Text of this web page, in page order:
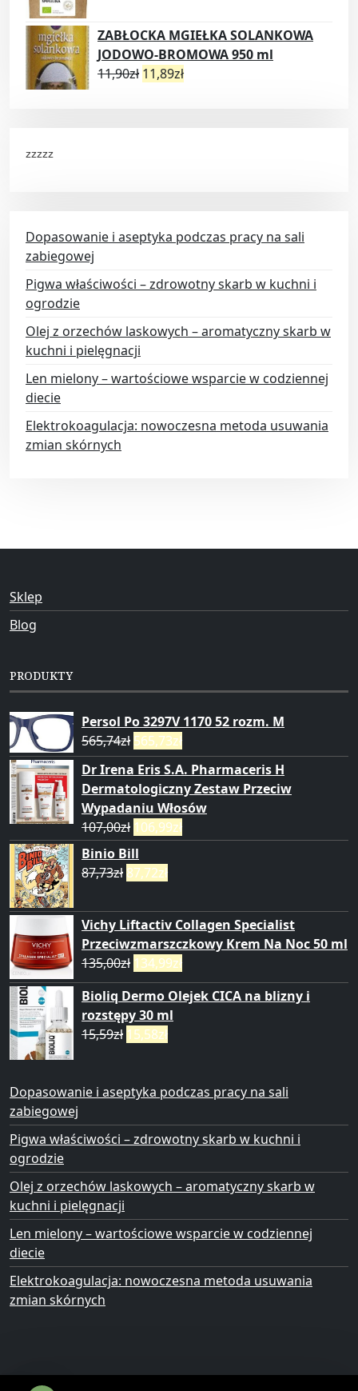
ZABŁOCKA MGIEŁKA SOLANKOWA
JODOWO-BROMOWA 950 ml
11,90zł 11,89zł
zzzzz
Dopasowanie i aseptyka podczas pracy na sali
zabiegowej
Pigwa właściwości – zdrowotny skarb w kuchni i
ogrodzie
Olej z orzechów laskowych – aromatyczny skarb w
kuchni i pielęgnacji
Len mielony – wartościowe wsparcie w codziennej
diecie
Elektrokoagulacja: nowoczesna metoda usuwania
zmian skórnych
Sklep
Blog
PRODUKTY
Persol Po 3297V 1170 52 rozm. M
565,74zł 565,73zł
Dr Irena Eris S.A. Pharmaceris H
Dermatologiczny Zestaw Przeciw
Wypadaniu Włosów
107,00zł 106,99zł
Binio Bill
87,73zł 87,72zł
Vichy Liftactiv Collagen Specialist
Przeciwzmarszczkowy Krem Na Noc 50 ml
135,00zł 134,99zł
Bioliq Dermo Olejek CICA na blizny i
rozstępy 30 ml
15,59zł 15,58zł
Dopasowanie i aseptyka podczas pracy na sali
zabiegowej
Pigwa właściwości – zdrowotny skarb w kuchni i
ogrodzie
Olej z orzechów laskowych – aromatyczny skarb w
kuchni i pielęgnacji
Len mielony – wartościowe wsparcie w codziennej
diecie
Elektrokoagulacja: nowoczesna metoda usuwania
zmian skórnych